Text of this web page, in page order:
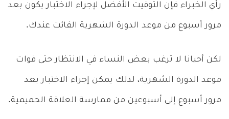
رأي الخبراء فإن التوقيت الأفضل لإجراء الاختبار يكون بعد
مرور أسبوع من موعد الدورة الشهرية الفائت عندك.
لكن أحيانا لا ترغب بعض النساء في الانتظار حتى فوات
موعد الدورة الشهرية، لذلك يمكن إجراء الاختبار بعد
مرور أسبوع إلى أسبوعين من ممارسة العلاقة الحميمية.